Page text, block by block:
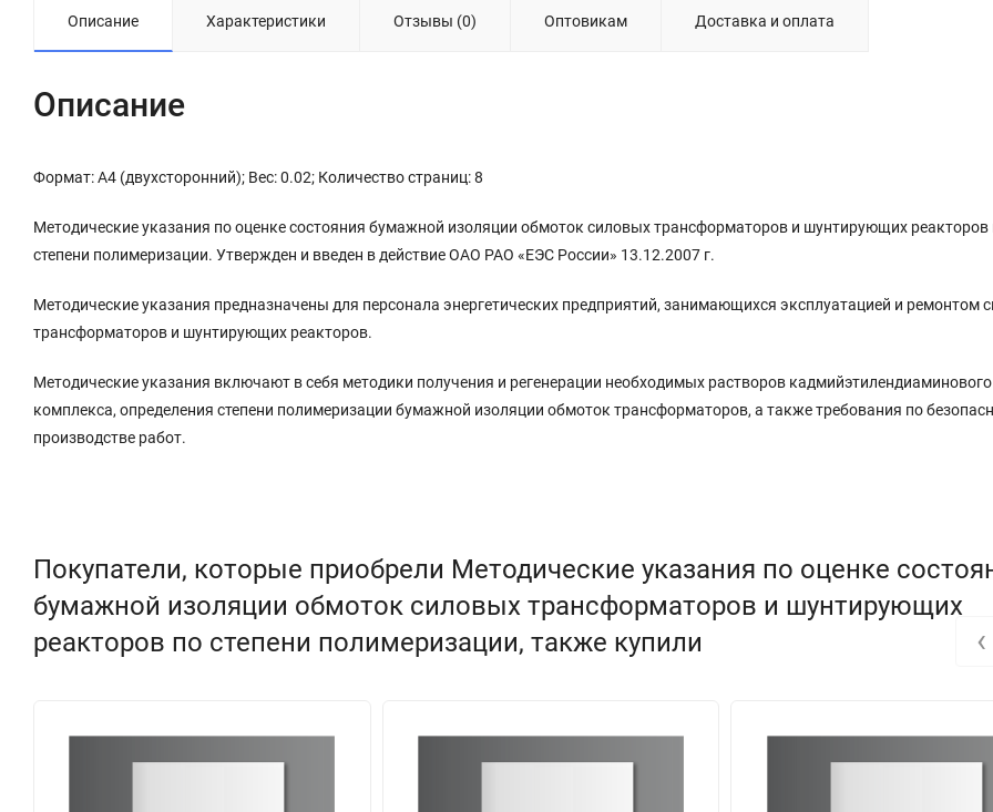
Описание Характеристики Отзывы (0) Оптовикам Доставка и оплата
Описание
Формат: А4 (двухсторонний); Вес: 0.02; Количество страниц: 8
Методические указания по оценке состояния бумажной изоляции обмоток силовых трансформаторов и шунтирующих реакторов
степени полимеризации. Утвержден и введен в действие ОАО РАО «ЕЭС России» 13.12.2007 г.
Методические указания предназначены для персонала энергетических предприятий, занимающихся эксплуатацией и ремонтом
трансформаторов и шунтирующих реакторов.
Методические указания включают в себя методики получения и регенерации необходимых растворов кадмийэтилендиаминового
комплекса, определения степени полимеризации бумажной изоляции обмоток трансформаторов, а также требования по
производстве работ.
Покупатели, которые приобрели Методические указания по оценке
бумажной изоляции обмоток силовых трансформаторов и шунтирующих
реакторов по степени полимеризации, также купили
‹